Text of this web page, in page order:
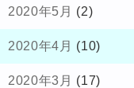
2020年5月 (2)
2020年4月 (10)
2020年3月 (17)